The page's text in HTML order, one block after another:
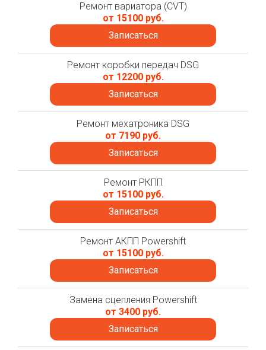
Ремонт вариатора (CVT)
от 15100 руб.
Записаться
Ремонт коробки передач DSG
от 12200 руб.
Записаться
Ремонт мехатроника DSG
от 7190 руб.
Записаться
Ремонт РКПП
от 15100 руб.
Записаться
Ремонт АКПП Powershift
от 15100 руб.
Записаться
Замена сцепления Powershift
от 3400 руб.
Записаться